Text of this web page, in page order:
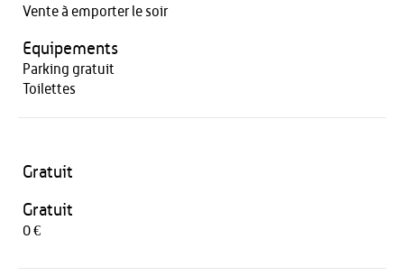
Vente à emporter le soir
Equipements
Parking gratuit
Toilettes
Gratuit
Gratuit
0 €